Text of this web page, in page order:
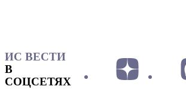
ИС ВЕСТИ
В
СОЦСЕТЯХ